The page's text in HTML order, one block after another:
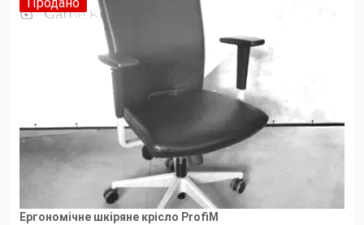
Продано
Ергономічне шкіряне крісло ProfiM